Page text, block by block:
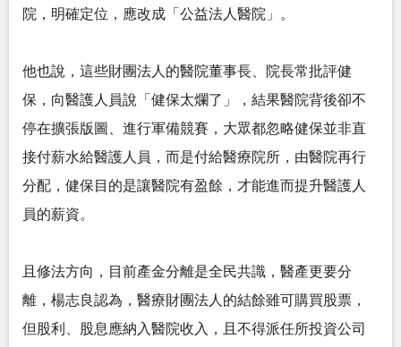
院，明確定位，應改成「公益法人醫院」。
他也說，這些財團法人的醫院董事長、院長常批評健
保，向醫護人員說「健保太爛了」，結果醫院背後卻不
停在擴張版圖、進行軍備競賽，大眾都忽略健保並非直
接付薪水給醫護人員，而是付給醫療院所，由醫院再行
分配，健保目的是讓醫院有盈餘，才能進而提升醫護人
員的薪資。
且修法方向，目前產金分離是全民共識，醫產更要分
離，楊志良認為，醫療財團法人的結餘雖可購買股票，
但股利、股息應納入醫院收入，且不得派任所投資公司